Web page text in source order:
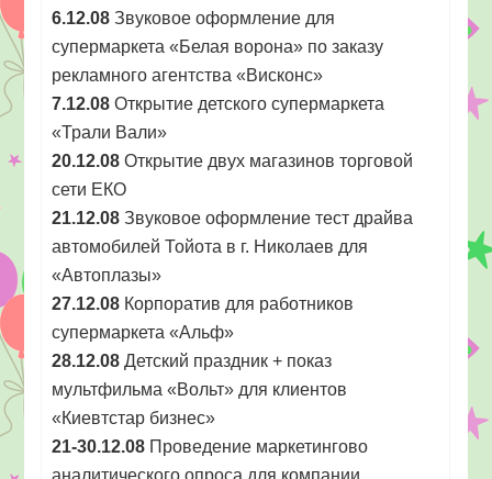
6.12.08Звуковое оформление для
супермаркета «Белая ворона» по заказу
рекламного агентства «Висконс»
7.12.08Открытие детского супермаркета
«Трали Вали»
20.12.08Открытие двух магазинов торговой
сети ЕКО
21.12.08Звуковое оформление тест драйва
автомобилей Тойота в г. Николаев для
«Автоплазы»
27.12.08 Корпоратив для работников
супермаркета «Альф»
28.12.08Детский праздник + показ
мультфильма «Вольт» для клиентов
«Киевтстар бизнес»
21-30.12.08 Проведение маркетингово
аналитического опроса для компании